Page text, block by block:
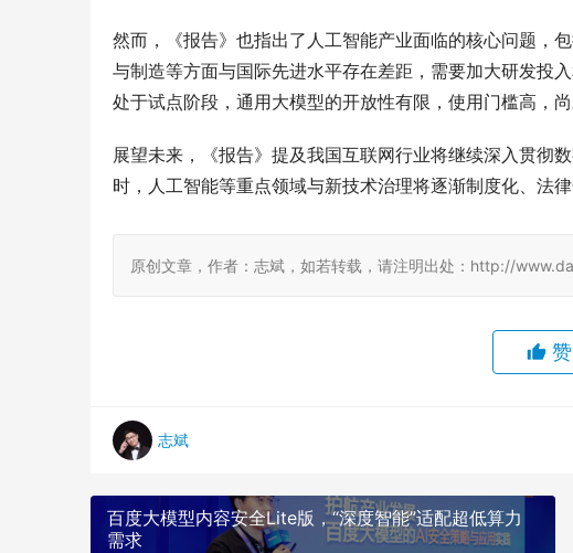
然而，《报告》也指出了人工智能产业面临的核心问题，
与制造等方面与国际先进水平存在差距，需要加大研发投
处于试点阶段，通用大模型的开放性有限，使用门槛高，尚
展望未来，《报告》提及我国互联网行业将继续深入贯彻
时，人工智能等重点领域与新技术治理将逐渐制度化、法
原创文章，作者：志斌，如若转载，请注明出处：http://
赞
志斌
百度大模型内容安全Lite版，“深度智能”适配超低算力
需求